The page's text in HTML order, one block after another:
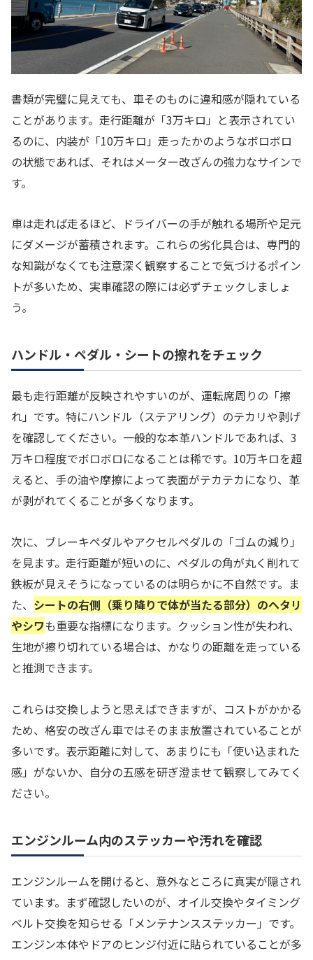
書類が完璧に見えても、車そのものに違和感が隠れている
ことがあります。走行距離が「3万キロ」と表示されてい
るのに、内装が「10万キロ」走ったかのようなボロボロ
の状態であれば、それはメーター改ざんの強力なサインで
す。
車は走れば走るほど、ドライバーの手が触れる場所や足元
にダメージが蓄積されます。これらの劣化具合は、専門的
な知識がなくても注意深く観察することで気づけるポイン
トが多いため、実車確認の際には必ずチェックしましょ
う。
ハンドル・ペダル・シートの擦れをチェック
最も走行距離が反映されやすいのが、運転席周りの「擦
れ」です。特にハンドル（ステアリング）のテカリや剥げ
を確認してください。一般的な本革ハンドルであれば、3
万キロ程度でボロボロになることは稀です。10万キロを超
えると、手の油や摩擦によって表面がテカテカになり、革
が剥がれてくることが多くなります。
次に、ブレーキペダルやアクセルペダルの「ゴムの減り」
を見ます。走行距離が短いのに、ペダルの角が丸く削れて
鉄板が見えそうになっているのは明らかに不自然です。ま
た、 シートの右側（乗り降りで体が当たる部分）のヘタリ
やシワも重要な指標になります。クッション性が失われ、
生地が擦り切れている場合は、かなりの距離を走っている
と推測できます。
これらは交換しようと思えばできますが、コストがかかる
ため、格安の改ざん車ではそのまま放置されていることが
多いです。表示距離に対して、あまりにも「使い込まれた
感」がないか、自分の五感を研ぎ澄ませて観察してみてく
ださい。
エンジンルーム内のステッカーや汚れを確認
エンジンルームを開けると、意外なところに真実が隠され
ています。まず確認したいのが、オイル交換やタイミング
ベルト交換を知らせる「メンテナンスステッカー」です。
エンジン本体やドアのヒンジ付近に貼られていることが多